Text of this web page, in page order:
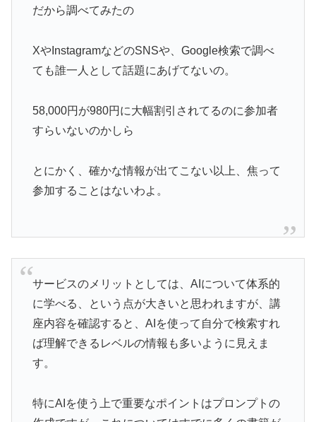
だから調べてみたの
XやInstagramなどのSNSや、Google検索で調べ
ても誰一人として話題にあげてないの。
58,000円が980円に大幅割引されてるのに参加者
すらいないのかしら
とにかく、確かな情報が出てこない以上、焦って
参加することはないわよ。
サービスのメリットとしては、AIについて体系的
に学べる、という点が大きいと思われますが、講
座内容を確認すると、AIを使って自分で検索すれ
ば理解できるレベルの情報も多いように見えま
す。
特にAIを使う上で重要なポイントはプロンプトの